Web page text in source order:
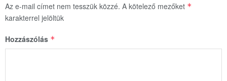
Az e-mail címet nem tesszük közzé. A kötelező mezőket *
karakterrel jelöltük
Hozzászólás *